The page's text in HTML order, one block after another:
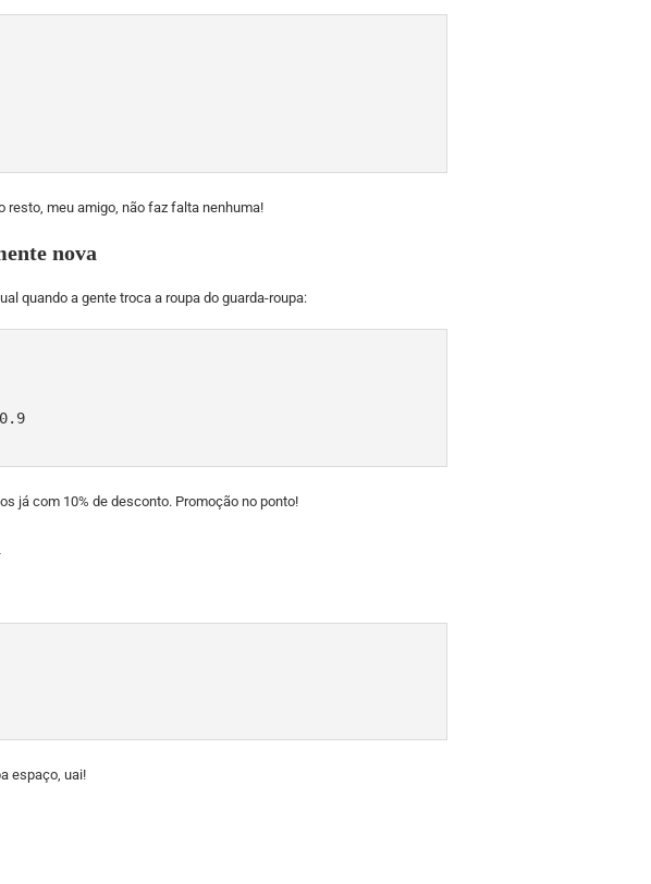
resto, meu amigo, não faz falta nenhuma!
nova
quando a gente troca a roupa do guarda-roupa:
já com 10% de desconto. Promoção no ponto!
espaço, uai!